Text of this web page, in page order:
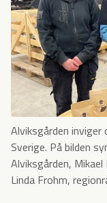
Alviksgården
Sverige. På bilden
Alviksgården,
Linda Frohm,